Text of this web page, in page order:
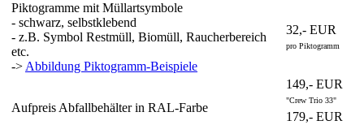
Piktogramme mit Müllartsymbole
- schwarz, selbstklebend
- z.B. Symbol Restmüll, Biomüll, Raucherbereich
etc.
->Abbildung Piktogramm-Beispiele
32,- EUR
pro Piktogramm
Aufpreis Abfallbehälter in RAL-Farbe
149,- EUR
"Crew Trio 33"
179,- EUR